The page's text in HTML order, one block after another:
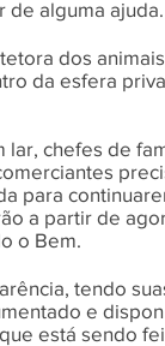
de alguma ajuda.
dos
da esfera
chefes de
para
a partir de
o Bem.
tendo
e
está sendo